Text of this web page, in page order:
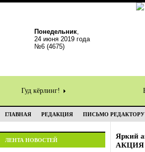
Понедельник,
24 июня 2019 года
№6 (4675)
Гуд кёрлинг!
ГЛАВНАЯ РЕДАКЦИЯ ПИСЬМО РЕДАКТОРУ
ЛЕНТА НОВОСТЕЙ
Яркий
АКЦИЯ